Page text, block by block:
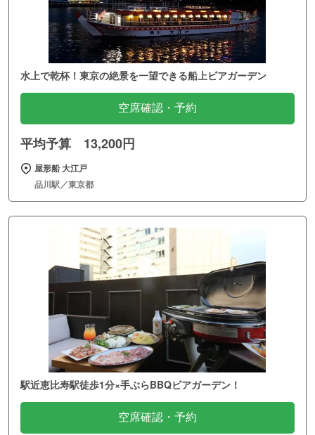
水上で乾杯！東京の絶景を一望できる船上ビアガーデン
空席確認・予約
平均予算 13,200円
屋形船 大江戸
品川駅／東京都
駅近恵比寿駅徒歩1分×手ぶらBBQビアガーデン！
空席確認・予約